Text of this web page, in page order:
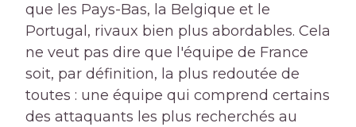
que les Pays-Bas, la Belgique et le
Portugal, rivaux bien plus abordables. Cela
ne veut pas dire que l'équipe de France
soit, par définition, la plus redoutée de
toutes : une équipe qui comprend certains
des attaquants les plus recherchés au